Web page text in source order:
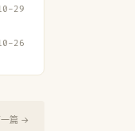
29
26
篇 →